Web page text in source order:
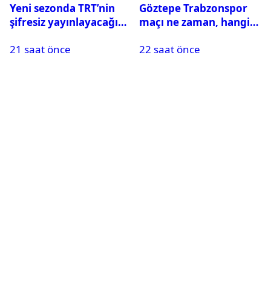
Yeni sezonda TRT’nin
şifresiz yayınlayacağı
21 saat önce
Göztepe Trabzonspor
maçı ne zaman, hangi
oynayacak mı?
22 saat önce